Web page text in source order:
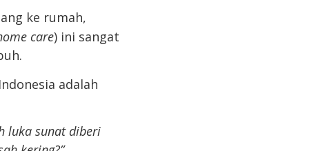
ke rumah,
care) ini sangat
adalah
luka sunat diberi